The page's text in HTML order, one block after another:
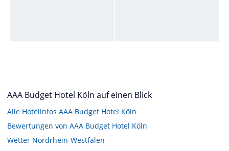
AAA Budget Hotel Köln auf einen Blick
Alle Hotelinfos AAA Budget Hotel Köln
Bewertungen von AAA Budget Hotel Köln
Wetter Nordrhein-Westfalen